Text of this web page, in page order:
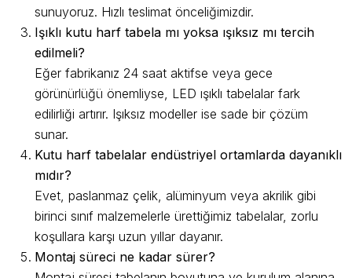
sunuyoruz. Hızlı teslimat önceliğimizdir.
Işıklı kutu harf tabela mı yoksa ışıksız mı tercih
edilmeli?
Eğer fabrikanız 24 saat aktifse veya gece
görünürlüğü önemliyse, LED ışıklı tabelalar fark
edilirliği artırır. Işıksız modeller ise sade bir çözüm
sunar.
Kutu harf tabelalar endüstriyel ortamlarda dayanıklı
mıdır?
Evet, paslanmaz çelik, alüminyum veya akrilik gibi
birinci sınıf malzemelerle ürettiğimiz tabelalar, zorlu
koşullara karşı uzun yıllar dayanır.
Montaj süreci ne kadar sürer?